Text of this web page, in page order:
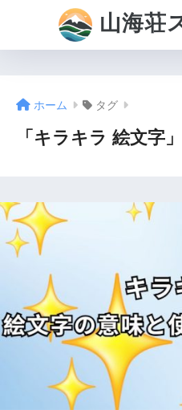
山海荘
ホーム タグ
「キラキラ 絵文字